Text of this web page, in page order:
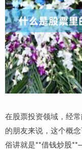
在股票投资领域，经
的朋友来说，这个概
俗讲就是**借钱炒股